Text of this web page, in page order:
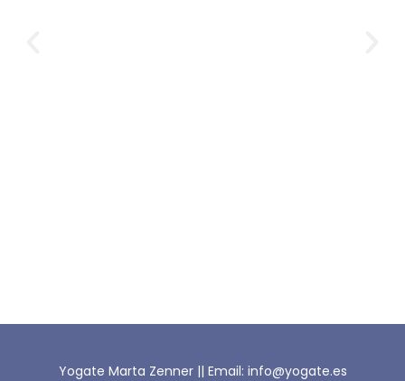
Yogate Marta Zenner || Email: info@yogate.es